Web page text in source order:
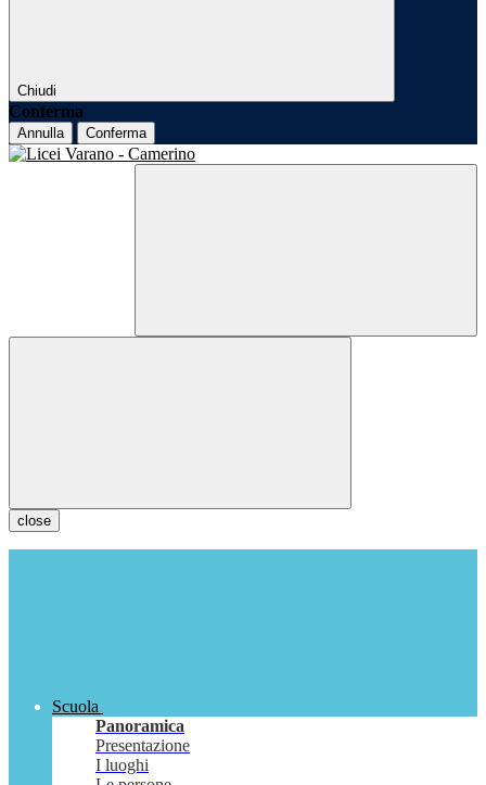
Chiudi
Conferma
Annulla Conferma
close
Scuola
Panoramica
Presentazione
I luoghi